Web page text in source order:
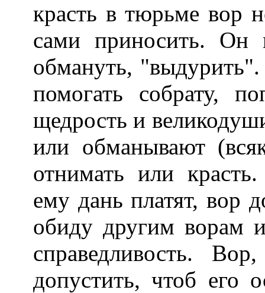
красть в тюрьме вор
сами приносить. Он
обмануть,
помогать собрату,
щедрость и
или обманывают
отнимать или
ему дань платят, вор
обиду другим ворам
справедливость.
допустить, чтоб его